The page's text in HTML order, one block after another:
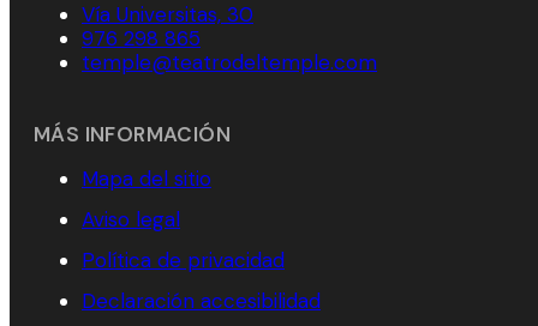
Vía Universitas, 30
976 298 865
temple@teatrodeltemple.com
MÁS INFORMACIÓN
Mapa del sitio
Aviso legal
Política de privacidad
Declaración accesibilidad